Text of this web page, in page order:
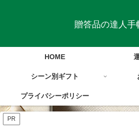
贈答品の達人手
HOME
シーン別ギフト
プライバシーポリシー
PR